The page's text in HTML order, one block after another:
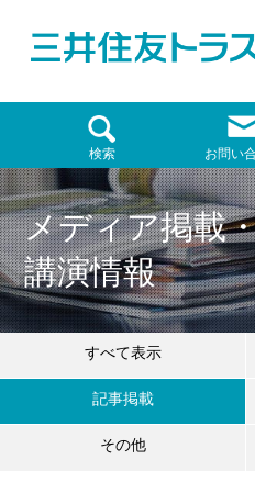
検索 お問い
メディア掲載
講演情報
すべて表示
記事掲載
その他